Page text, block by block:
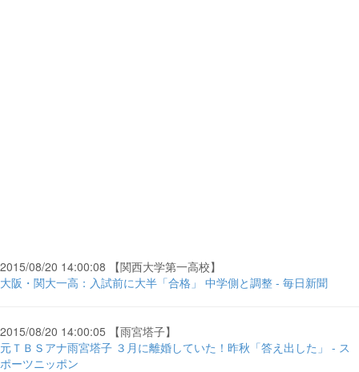
2015/08/20 14:00:08 【関西大学第一高校】
大阪・関大一高：入試前に大半「合格」 中学側と調整 - 毎日新聞
2015/08/20 14:00:05 【雨宮塔子】
元ＴＢＳアナ雨宮塔子 ３月に離婚していた！昨秋「答え出した」 - ス
ポーツニッポン